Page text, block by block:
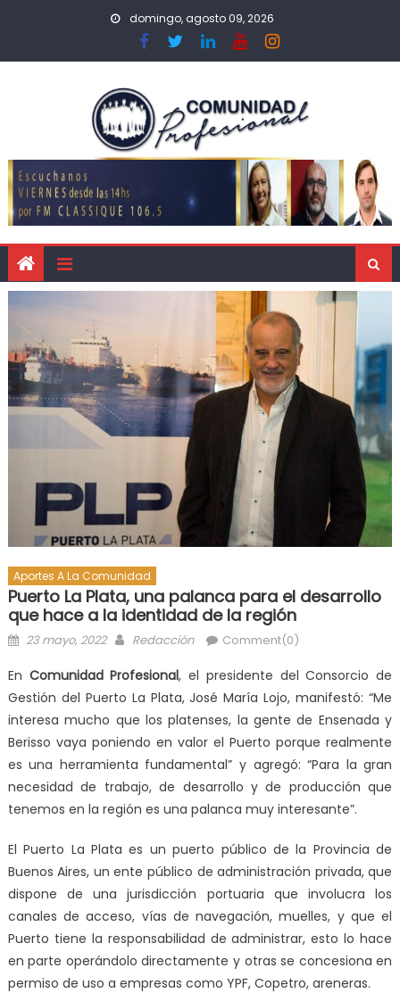
domingo, agosto 09, 2026
Aportes A La Comunidad
Puerto La Plata, una palanca para el desarrollo
que hace a la identidad de la región
23 mayo, 2022 Redacción Comment(0)
En Comunidad Profesional, el presidente del Consorcio de
Gestión del Puerto La Plata, José María Lojo, manifestó: “Me
interesa mucho que los platenses, la gente de Ensenada y
Berisso vaya poniendo en valor el Puerto porque realmente
es una herramienta fundamental” y agregó: “Para la gran
necesidad de trabajo, de desarrollo y de producción que
tenemos en la región es una palanca muy interesante”.
El Puerto La Plata es un puerto público de la Provincia de
Buenos Aires, un ente público de administración privada, que
dispone de una jurisdicción portuaria que involucra los
canales de acceso, vías de navegación, muelles, y que el
Puerto tiene la responsabilidad de administrar, esto lo hace
en parte operándolo directamente y otras se concesiona en
permiso de uso a empresas como YPF, Copetro, areneras.